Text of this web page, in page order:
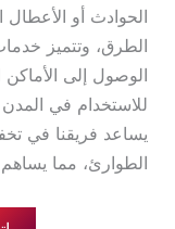
الحوادث أو
الطرق، وتتميز
الوصول إلى الأماكن
للاستخدام في
يساعد فريقنا في
الطوارئ، مما